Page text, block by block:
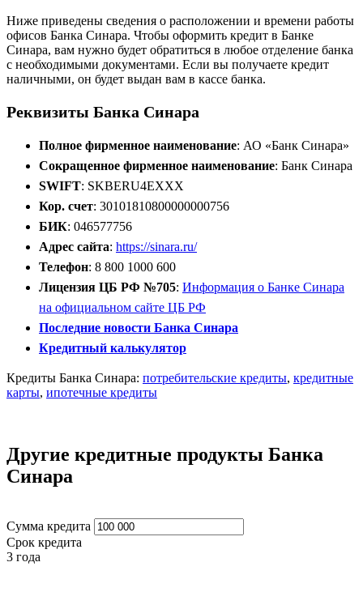
Ниже приведены сведения о расположении и времени работы
офисов Банка Синара. Чтобы оформить кредит в Банке
Синара, вам нужно будет обратиться в любое отделение банка
с необходимыми документами. Если вы получаете кредит
наличными, он будет выдан вам в кассе банка.
Реквизиты Банка Синара
Полное фирменное наименование: АО «Банк Синара»
Сокращенное фирменное наименование: Банк Синара
SWIFT: SKBERU4EXXX
Кор. счет: 30101810800000000756
БИК: 046577756
Адрес сайта: https://sinara.ru/
Телефон: 8 800 1000 600
Лицензия ЦБ РФ №705: Информация о Банке Синара
на официальном сайте ЦБ РФ
Последние новости Банка Синара
Кредитный калькулятор
Кредиты Банка Синара: потребительские кредиты, кредитные
карты, ипотечные кредиты
Другие кредитные продукты Банка
Синара
Сумма кредита
Срок кредита
3 года